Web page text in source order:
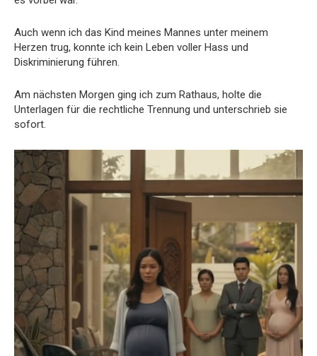
Auch wenn ich das Kind meines Mannes unter meinem
Herzen trug, konnte ich kein Leben voller Hass und
Diskriminierung führen.
Am nächsten Morgen ging ich zum Rathaus, holte die
Unterlagen für die rechtliche Trennung und unterschrieb sie
sofort.